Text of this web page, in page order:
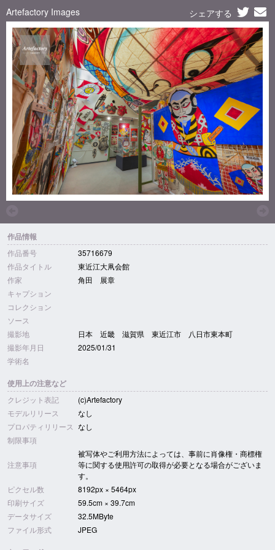
Artefactory Images シェアする
作品情報
作品番号
35716679
作品タイトル
東近江大凧会館
作家
角田 展章
キャプション
コレクション
ソース
撮影地
日本 近畿 滋賀県 東近江市 八日市東本町
撮影年月日
2025/01/31
学術名
使用上の注意など
クレジット表記
(c)Artefactory
モデルリリース
なし
プロパティリリース なし
制限事項
注意事項
被写体やご利用方法によっては、事前に肖像権・商標権
等に関する使用許可の取得が必要となる場合がございま
す。
ピクセル数
8192px × 5464px
印刷サイズ
59.5cm × 39.7cm
データサイズ
32.5MByte
ファイル形式
JPEG